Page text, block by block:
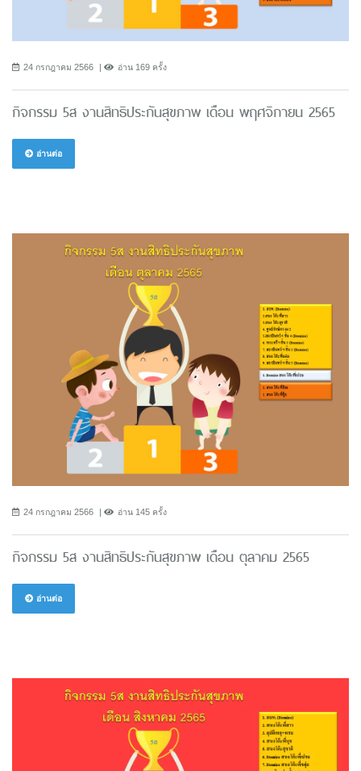
24 กรกฎาคม 2566 อ่าน 169 ครั้ง
กิจกรรม 5ส งานสิทธิประกันสุขภาพ เดือน พฤศจิกายน 2565
อ่านต่อ
24 กรกฎาคม 2566 อ่าน 145 ครั้ง
กิจกรรม 5ส งานสิทธิประกันสุขภาพ เดือน ตุลาคม 2565
อ่านต่อ